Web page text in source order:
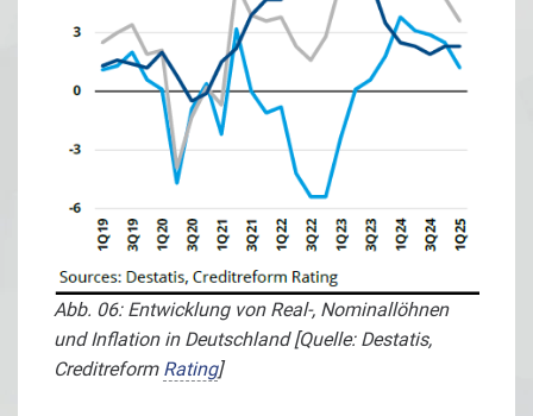
Abb. 06: Entwicklung von Real-, Nominallöhnen
und Inflation in Deutschland [Quelle: Destatis,
Creditreform Rating]